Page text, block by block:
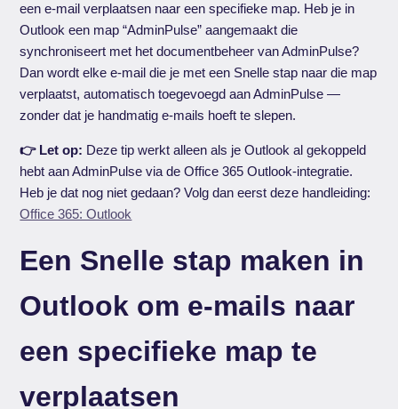
een e-mail verplaatsen naar een specifieke map. Heb je in
Outlook een map “AdminPulse” aangemaakt die
synchroniseert met het documentbeheer van AdminPulse?
Dan wordt elke e-mail die je met een Snelle stap naar die map
verplaatst, automatisch toegevoegd aan AdminPulse —
zonder dat je handmatig e-mails hoeft te slepen.
👉 Let op: Deze tip werkt alleen als je Outlook al gekoppeld
hebt aan AdminPulse via de Office 365 Outlook-integratie.
Heb je dat nog niet gedaan? Volg dan eerst deze handleiding:
Office 365: Outlook
Een Snelle stap maken in
Outlook om e-mails naar
een specifieke map te
verplaatsen